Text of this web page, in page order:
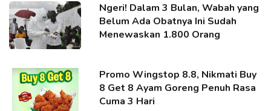
Ngeri! Dalam 3 Bulan, Wabah yang
Belum Ada Obatnya Ini Sudah
Menewaskan 1.800 Orang
Promo Wingstop 8.8, Nikmati Buy
8 Get 8 Ayam Goreng Penuh Rasa
Cuma 3 Hari